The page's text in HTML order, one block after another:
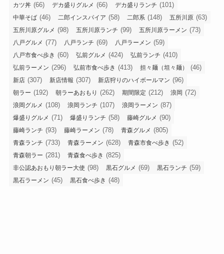
カツ丼 (66) デカ盛りグルメ (66) デカ盛りランチ (101)
中華そば (46) 二郎インスパイア (58) 二郎系 (148) 五所川原 (63)
五所川原グルメ (98) 五所川原ランチ (99) 五所川原ラーメン (73)
八戸グルメ (77) 八戸ランチ (69) 八戸ラーメン (59)
八戸市食べ歩き (60) 弘前グルメ (424) 弘前ランチ (410)
弘前ラーメン (296) 弘前市食べ歩き (413) 担々麺（坦々麺） (46)
新店 (307) 新店情報 (307) 新店狩りのハイボールマン (96)
朝ラー (192) 朝ラーあおもり (262) 期間限定 (212) 浪岡 (72)
浪岡グルメ (108) 浪岡ランチ (107) 浪岡ラーメン (87)
爆盛りグルメ (71) 爆盛りランチ (58) 藤崎グルメ (90)
藤崎ランチ (93) 藤崎ラーメン (78) 青森グルメ (805)
青森ランチ (733) 青森ラーメン (628) 青森市食べ歩き (52)
青森朝ラー (281) 青森食べ歩き (825)
非公認あおもり朝ラー大使 (98) 黒石グルメ (69) 黒石ランチ (59)
黒石ラーメン (45) 黒石食べ歩き (48)